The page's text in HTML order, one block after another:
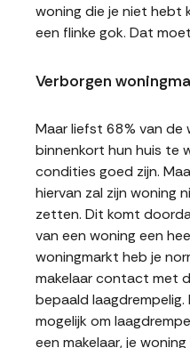
woning die je niet hebt
een flinke gok. Dat
Verborgen
Maar liefst 68% van de
binnenkort hun huis te
condities goed zijn.
hiervan zal zijn woning
zetten. Dit komt
van een woning een
woningmarkt heb je
makelaar contact met
bepaald
mogelijk om
een makelaar, je